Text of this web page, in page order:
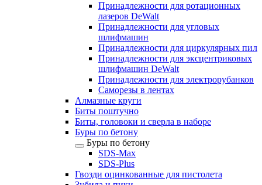
Принадлежности для ротационных
лазеров DeWalt
Принадлежности для угловых
шлифмашин
Принадлежности для циркулярных пил
Принадлежности для эксцентриковых
шлифмашин DeWalt
Принадлежности для электрорубанков
Саморезы в лентах
Алмазные круги
Биты поштучно
Биты, головоки и сверла в наборе
Буры по бетону
Буры по бетону
SDS-Max
SDS-Plus
Гвозди оцинкованные для пистолета